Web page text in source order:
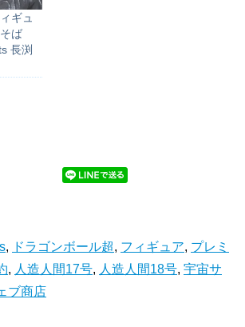
ギュ
ば
長渕
, ドラゴンボール超, フィギュア, プレミ
, 人造人間17号, 人造人間18号, 宇宙サ
ブ商店